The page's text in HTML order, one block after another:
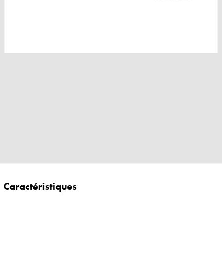
Caractéristiques